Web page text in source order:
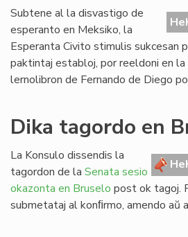
Subtene al la disvastigo de
esperanto en Meksiko, la
Esperanta Civito stimulis sukcesan
paktintaj establoj, por reeldoni en la
lernolibron de Fernando de Diego
Dika tagordo en
La Konsulo dissendis la
tagordon de la Senata sesio
okazonta en Bruselo post ok tagoj.
submetataj al konﬁrmo, amendo aŭ